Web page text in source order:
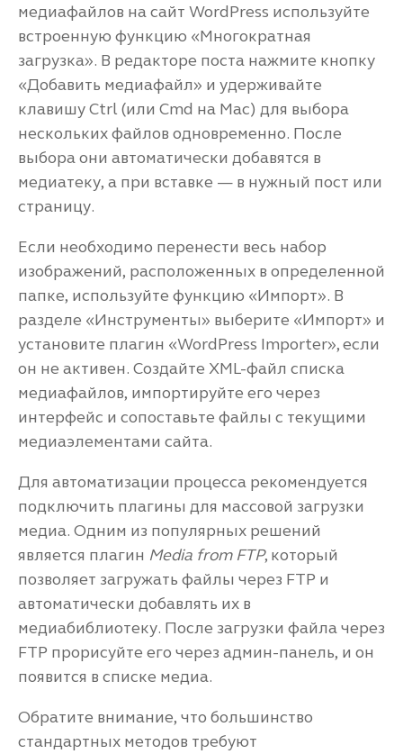
медиафайлов на сайт WordPress используйте
встроенную функцию «Многократная
загрузка». В редакторе поста нажмите кнопку
«Добавить медиафайл» и удерживайте
клавишу Ctrl (или Cmd на Mac) для выбора
нескольких файлов одновременно. После
выбора они автоматически добавятся в
медиатеку, а при вставке — в нужный пост или
страницу.
Если необходимо перенести весь набор
изображений, расположенных в определенной
папке, используйте функцию «Импорт». В
разделе «Инструменты» выберите «Импорт» и
установите плагин «WordPress Importer», если
он не активен. Создайте XML-файл списка
медиафайлов, импортируйте его через
интерфейс и сопоставьте файлы с текущими
медиаэлементами сайта.
Для автоматизации процесса рекомендуется
подключить плагины для массовой загрузки
медиа. Одним из популярных решений
является плагин Media from FTP, который
позволяет загружать файлы через FTP и
автоматически добавлять их в
медиабиблиотеку. После загрузки файла через
FTP прорисуйте его через админ-панель, и он
появится в списке медиа.
Обратите внимание, что большинство
стандартных методов требуют